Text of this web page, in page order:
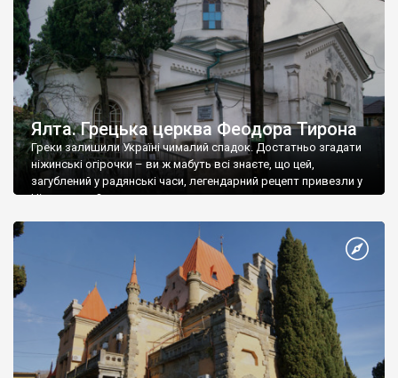
Ялта. Грецька церква Феодора Тирона
Греки залишили Україні чималий спадок. Достатньо згадати
ніжинські огірочки – ви ж мабуть всі знаєте, що цей,
загублений у радянські часи, легендарний рецепт привезли у
Ніжин греки?